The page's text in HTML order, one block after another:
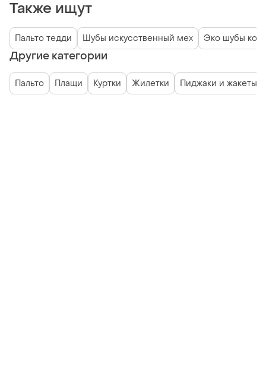
Также ищут
Пальто тедди Шубы искусственный мех Эко шубы
Другие категории
Пальто Плащи Куртки Жилетки Пиджаки и жакеты